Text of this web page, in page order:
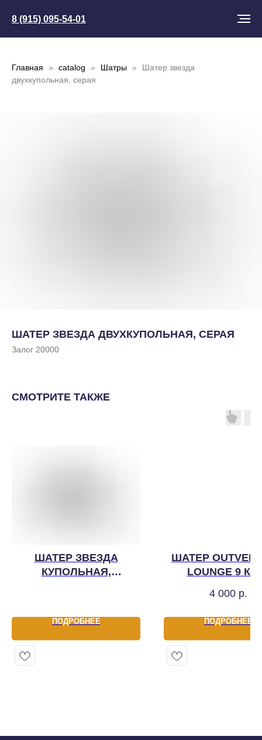
8 (915) 095-54-01
Главная catalog Шатры
Шатер звезда
двухкупольная, серая
ШАТЕР ЗВЕЗДА ДВУХКУПОЛЬНАЯ, СЕРАЯ
Залог 20000
СМОТРИТЕ ТАКЖЕ
ШАТЕР ЗВЕЗДА
КУПОЛЬНАЯ,
ПОДРОБНЕЕ
ШАТЕР
LOUNGE 9
4 000 р.
ПОДРОБНЕЕ